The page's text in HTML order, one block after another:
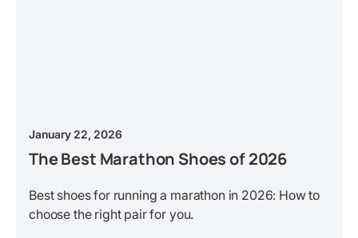
January 22, 2026
The Best Marathon Shoes of 2026
Best shoes for running a marathon in 2026: How to
choose the right pair for you.